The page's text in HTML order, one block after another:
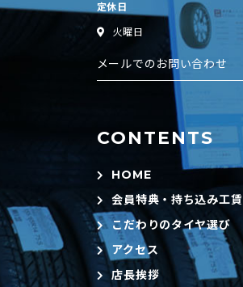
定休日
火曜日
メールでのお問い合わせ
HOME
会員特典・持ち込み工賃
こだわりのタイヤ選び
アクセス
店長挨拶